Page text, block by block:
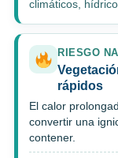
climáticos,
RIESGO
rápidos
El calor
convertir una
contener.